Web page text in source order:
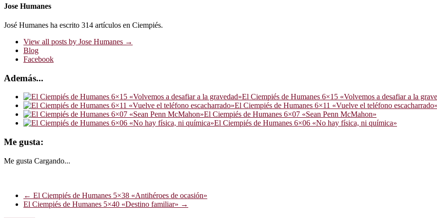
Jose Humanes
José Humanes ha escrito 314 artículos en Ciempiés.
View all posts by Jose Humanes →
Blog
Facebook
Además...
El Ciempiés de Humanes 6×15 «Volvemos a desafiar a la
El Ciempiés de Humanes 6×11 «Vuelve el teléfono escacharrado»
El Ciempiés de Humanes 6×07 «Sean Penn McMahon»
El Ciempiés de Humanes 6×06 «No hay física, ni química»
Me gusta:
Me gusta Cargando...
← El Ciempiés de Humanes 5×38 «Antihéroes de ocasión»
El Ciempiés de Humanes 5×40 «Destino familiar» →